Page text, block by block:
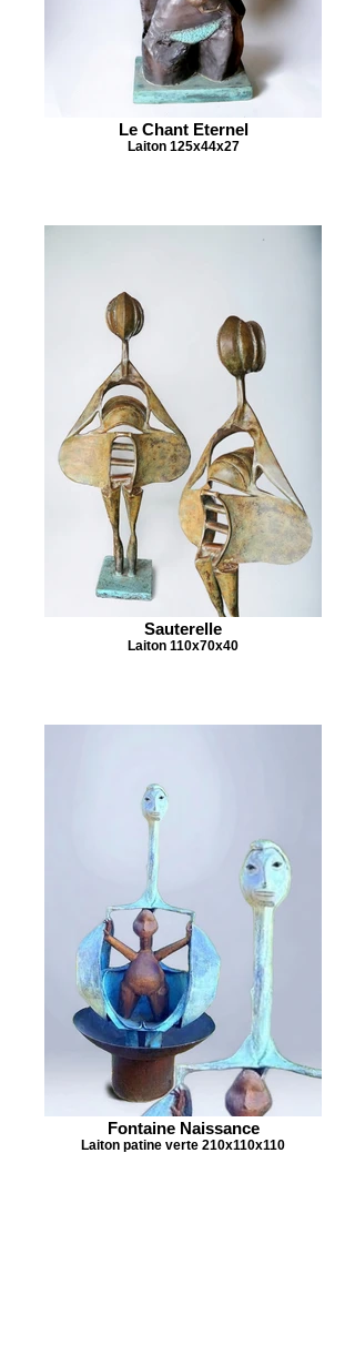
Le Chant Eternel
Laiton 125x44x27
Sauterelle
Laiton 110x70x40
Fontaine Naissance
Laiton patine verte 210x110x110